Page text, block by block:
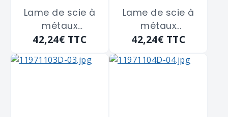
Lame de scie à
métaux
chromium 12
de 300 m/m
42,24€ TTC
Lame de scie à
métaux
chromium 8
dents ERKO "11008"
de 300 m/m
42,24€ TTC